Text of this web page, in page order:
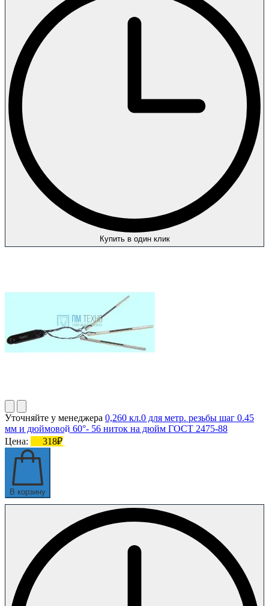
Купить в один клик
Уточняйте у менеджера 0,260 кл.0 для метр. резьбы шаг 0.45
мм и дюймовой 60°- 56 ниток на дюйм ГОСТ 2475-88
Цена:
318₽
В корзину